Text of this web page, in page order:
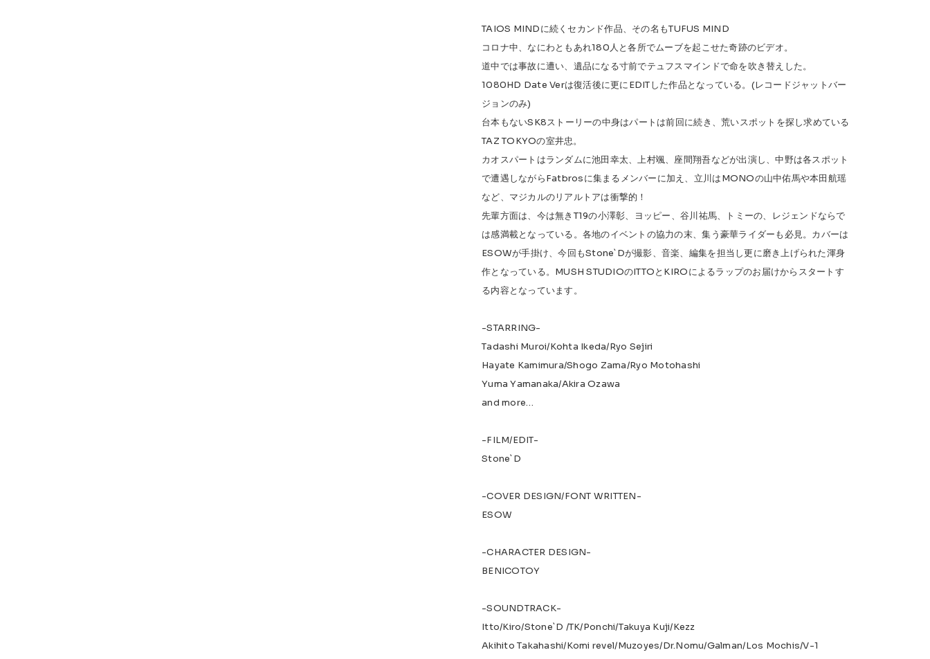
POWELL PERALTA BONES Various Brands Vintage
TAIOS MINDに続くセカンド作品、その名もTUFUS MIND
コロナ中、なにわともあれ180人と各所でムーブを起こせた奇跡のビデオ。
道中では事故に遭い、遺品になる寸前でテュフスマインドで命を吹き替えした。
1080HD Date Verは復活後に更にEDITした作品となっている。(レコードジャットバー
ジョンのみ)
台本もないSK8ストーリーの中身はパートは前回に続き、荒いスポットを探し求めている
TAZ TOKYOの室井忠。
カオスパートはランダムに池田幸太、上村颯、座間翔吾などが出演し、中野は各スポット
で遭遇しながらFatbrosに集まるメンバーに加え、立川はMONOの山中佑馬や本田航瑶
など、マジカルのリアルトアは衝撃的！
先輩方面は、今は無きT19の小澤彰、ヨッピー、谷川祐馬、トミーの、レジェンドならで
は感満載となっている。各地のイベントの協力の末、集う豪華ライダーも必見。カバーは
ESOWが手掛け、今回もStone`Dが撮影、音楽、編集を担当し更に磨き上げられた渾身
作となっている。MUSH STUDIOのITTOとKIROによるラップのお届けからスタートす
る内容となっています。
-STARRING-
Tadashi Muroi/Kohta Ikeda/Ryo Sejiri
Hayate Kamimura/Shogo Zama/Ryo Motohashi
Yuma Yamanaka/Akira Ozawa
and more…
-FILM/EDIT-
Stone`D
-COVER DESIGN/FONT WRITTEN-
ESOW
-CHARACTER DESIGN-
BENICOTOY
-SOUNDTRACK-
Itto/Kiro/Stone`D /TK/Ponchi/Takuya Kuji/Kezz
Akihito Takahashi/Komi revel/Muzoyes/Dr.Nomu/Galman/Los Mochis/V-1